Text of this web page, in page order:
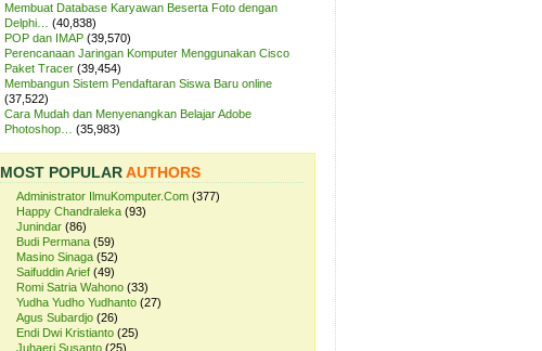
Membuat Database Karyawan Beserta Foto dengan
Delphi…
(40,838)
POP dan IMAP (39,570)
Perencanaan Jaringan Komputer Menggunakan Cisco
Paket Tracer (39,454)
Membangun Sistem Pendaftaran Siswa Baru online
(37,522)
Cara Mudah dan Menyenangkan Belajar Adobe
Photoshop…
(35,983)
MOST POPULARAUTHORS
Administrator IlmuKomputer.Com (377)
Happy Chandraleka (93)
Junindar (86)
Budi Permana (59)
Masino Sinaga (52)
Saifuddin Arief (49)
Romi Satria Wahono (33)
Yudha Yudho Yudhanto (27)
Agus Subardjo (26)
Endi Dwi Kristianto (25)
Juhaeri Susanto (25)